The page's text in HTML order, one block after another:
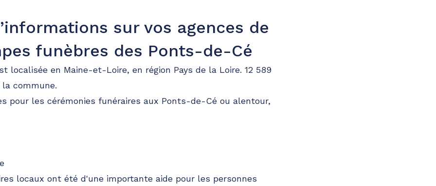
sur vos agences de
funèbres des Ponts-de-Cé
localisée en Maine-et-Loire, en région Pays de la Loire. 12 589
commune.
pour les cérémonies funéraires aux Ponts-de-Cé ou alentour,
locaux ont été d'une importante aide pour les personnes